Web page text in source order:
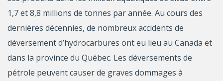
1,7 et 8,8 millions de tonnes par année. Au cours des
dernières décennies, de nombreux accidents de
déversement d’hydrocarbures ont eu lieu au Canada et
dans la province du Québec. Les déversements de
pétrole peuvent causer de graves dommages à